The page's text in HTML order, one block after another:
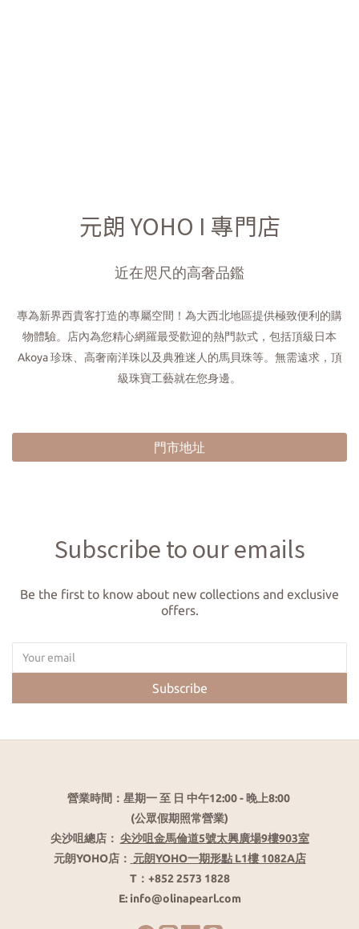
元朗 YOHO I 專門店
近在咫尺的高奢品鑑
專為新界西貴客打造的專屬空間！為大西北地區提供極致便利的購
物體驗。店內為您精心網羅最受歡迎的熱門款式，包括頂級日本
Akoya 珍珠、高奢南洋珠以及典雅迷人的馬貝珠等。無需遠求，頂
級珠寶工藝就在您身邊。
門市地址
Subscribe to our emails
Be the first to know about new collections and exclusive
offers.
Subscribe
營業時間：星期一 至 日 中午12:00 - 晚上8:00
(公眾假期照常營業)
尖沙咀總店： 尖沙咀金馬倫道5號太興廣場9樓903室
元朗YOHO店： 元朗YOHO一期形點 L1樓 1082A店
T：+852 2573 1828
E: info@olinapearl.com